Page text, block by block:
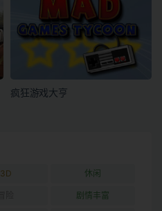
疯狂游戏大亨
3D 休闲
剧情丰富